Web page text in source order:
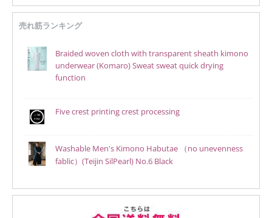
売れ筋ランキング
Braided woven cloth with transparent sheath kimono
underwear (Komaro) Sweat sweat quick drying
function
Five crest printing crest processing
Washable Men's Kimono Habutae （no unevenness
fablic）(Teijin SilPearl) No.6 Black